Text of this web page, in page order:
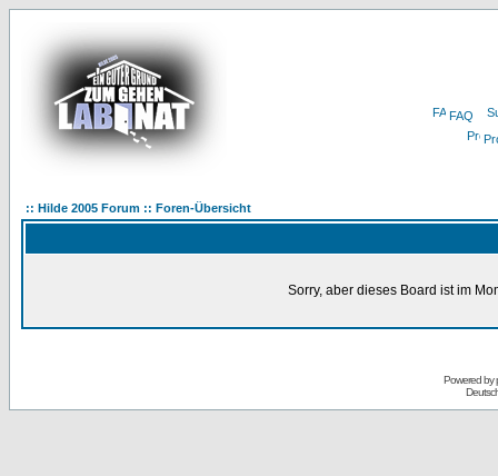
FAQ
:: Hilde 2005 Forum :: Foren-Übersicht
Sorry, aber dieses Board ist im
Powered by